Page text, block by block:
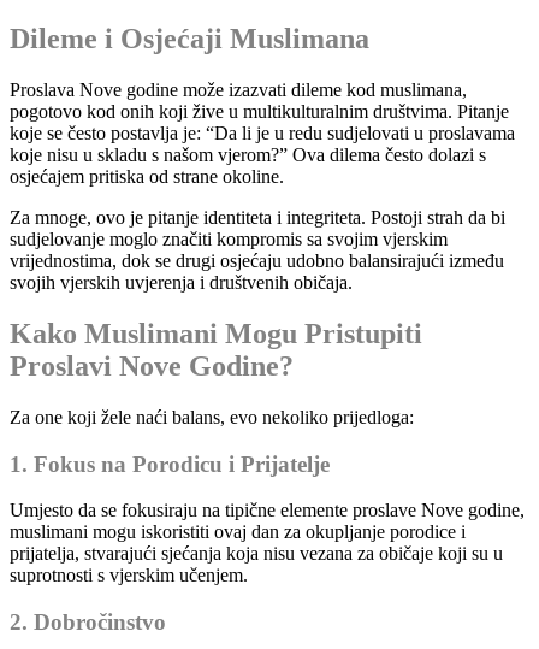
Dileme i Osjećaji Muslimana
Proslava Nove godine može izazvati dileme kod muslimana,
pogotovo kod onih koji žive u multikulturalnim društvima. Pitanje
koje se često postavlja je: “Da li je u redu sudjelovati u proslavama
koje nisu u skladu s našom vjerom?” Ova dilema često dolazi s
osjećajem pritiska od strane okoline.
Za mnoge, ovo je pitanje identiteta i integriteta. Postoji strah da bi
sudjelovanje moglo značiti kompromis sa svojim vjerskim
vrijednostima, dok se drugi osjećaju udobno balansirajući između
svojih vjerskih uvjerenja i društvenih običaja.
Kako Muslimani Mogu Pristupiti
Proslavi Nove Godine?
Za one koji žele naći balans, evo nekoliko prijedloga:
1. Fokus na Porodicu i Prijatelje
Umjesto da se fokusiraju na tipične elemente proslave Nove godine,
muslimani mogu iskoristiti ovaj dan za okupljanje porodice i
prijatelja, stvarajući sjećanja koja nisu vezana za običaje koji su u
suprotnosti s vjerskim učenjem.
2. Dobročinstvo